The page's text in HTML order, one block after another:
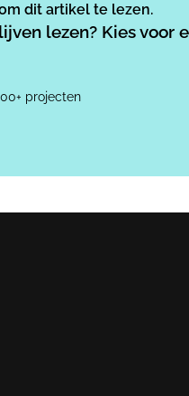
dit artikel te lezen.
lezen? Kies voor
projecten